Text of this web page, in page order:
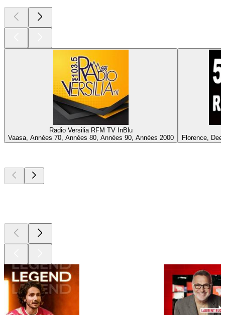
Radio Versilia RFM TV InBlu
Vaasa, Années 70, Années 80, Années 90, Années 2000
Florence,